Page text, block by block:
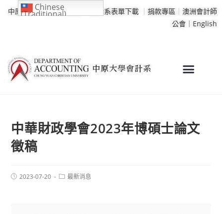
中原大學｜學校行事曆 會計系表單下載 ｜ 捐款專區 ｜ 澳洲會計師
公會｜ English
中華財政學會2023年博碩士論文
徵稿
2023-07-20 最新消息
Chinese
(Traditional)